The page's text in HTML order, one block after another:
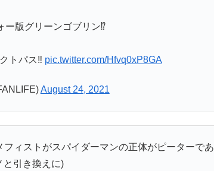
ー版グリーンゴブリン⁉️
トパス‼️ pic.twitter.com/Hfvq0xP8GA
August 24, 2021
ィストがスパイダーマンの正体がピーターであ
引き換えに)